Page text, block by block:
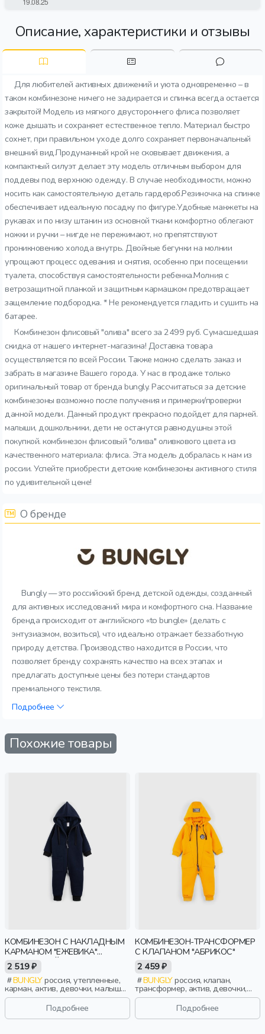
Описание, характеристики и отзывы
Для любителей активных движений и уюта одновременно – в
таком комбинезоне ничего не задирается и спинка всегда остается
закрытой! Модель из мягкого двустороннего флиса позволяет
коже дышать и сохраняет естественное тепло. Материал быстро
сохнет, при правильном уходе долго сохраняет первоначальный
внешний вид.Продуманный крой не сковывает движения, а
компактный силуэт делает эту модель отличным выбором для
поддевы под верхнюю одежду. В случае необходимости, можно
носить как самостоятельную деталь гардероб.Резиночка на спинке
обеспечивает идеальную посадку по фигуре.Удобные манжеты на
рукавах и по низу штанин из основной ткани комфортно облегают
ножки и ручки – нигде не пережимают, но препятствуют
проникновению холода внутрь. Двойные бегунки на молнии
упрощают процесс одевания и снятия, особенно при посещении
туалета, способствуя самостоятельности ребенка.Молния с
ветрозащитной планкой и защитным кармашком предотвращает
защемление подбородка. * Не рекомендуется гладить и сушить на
батарее.
Комбинезон флисовый "олива" всего за 2499 руб. Сумасшедшая
скидка от нашего интернет-магазина! Доставка товара
осуществляется по всей России. Также можно сделать заказ и
забрать в магазине Вашего города. У нас в продаже только
оригинальный товар от бренда bungly. Рассчитаться за детские
комбинезоны возможно после получения и примерки/проверки
данной модели. Данный продукт прекрасно подойдет для парней.
малыши, дошкольники, дети не останутся равнодушны этой
покупкой. комбинезон флисовый "олива" оливкового цвета из
качественного материала: флиса. Эта модель добралась к нам из
россии. Успейте приобрести детские комбинезоны активного стиля
по удивительной цене!
О бренде
Bungly — это российский бренд детской одежды, созданный
для активных исследований мира и комфортного сна. Название
бренда происходит от английского «to bungle» (делать с
энтузиазмом, возиться), что идеально отражает беззаботную
природу детства. Производство находится в России, что
позволяет бренду сохранять качество на всех этапах и
предлагать доступные цены без потери стандартов
премиального текстиля.
Подробнее
Похожие товары
КОМБИНЕЗОН С НАКЛАДНЫМ
КАРМАНОМ "ЕЖЕВИКА"
УТЕПЛЕННЫЙ
2 519 ₽
BUNGLYроссия, утепленные,
карман, актив, девочки, малыши,
дошкольники, дети
Подробнее
КОМБИНЕЗОН-ТРАНСФОРМЕР
С КЛАПАНОМ "АБРИКОС"
2 459 ₽
BUNGLYроссия, клапан,
трансформер, актив, девочки,
малыши, дошкольники, дети
Подробнее